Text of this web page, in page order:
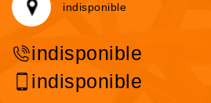
indisponible
indisponible
indisponible